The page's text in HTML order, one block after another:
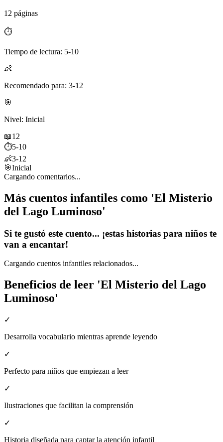
12 páginas
⏱️
Tiempo de lectura: 5-10
👶
Recomendado para: 3-12
🎯
Nivel: Inicial
📖12
⏱️5-10
👶3-12
🎯Inicial
Cargando comentarios...
Más cuentos infantiles como 'El Misterio
del Lago Luminoso'
Si te gustó este cuento... ¡estas historias para niños te
van a encantar!
Cargando cuentos infantiles relacionados...
Beneficios de leer 'El Misterio del Lago
Luminoso'
✓
Desarrolla vocabulario mientras aprende leyendo
✓
Perfecto para niños que empiezan a leer
✓
Ilustraciones que facilitan la comprensión
✓
Historia diseñada para captar la atención infantil